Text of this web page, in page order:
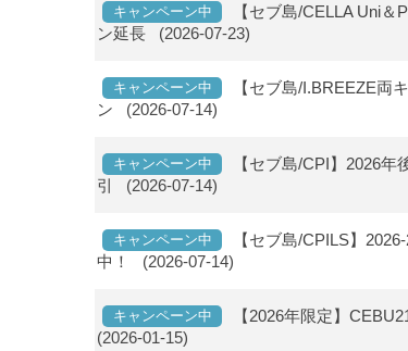
キャンペーン中
【セブ島/CELLA Uni
ン延長 (2026-07-23)
キャンペーン中
【セブ島/I.BREEZE両
ン (2026-07-14)
キャンペーン中
【セブ島/CPI】2026
引
(2026-07-14)
キャンペーン中
【セブ島/CPILS】
中！
(2026-07-14)
キャンペーン中
【2026年限定】
(2026-01-15)